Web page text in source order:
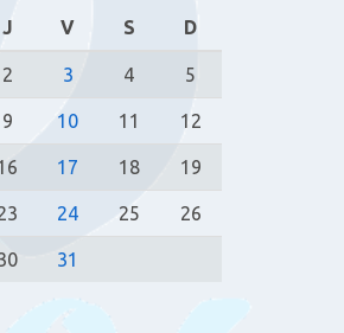
J V S D
2 3 4 5
9 10 11 12
17 18 19
24 25 26
31